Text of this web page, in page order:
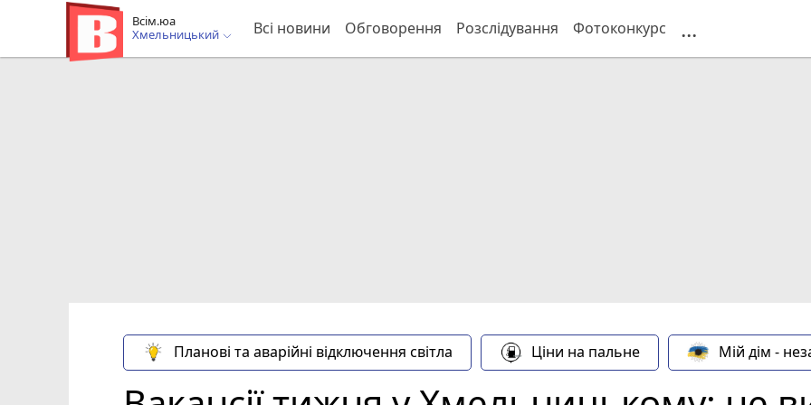
Всім.юа
Хмельницький
Всі новини Обговорення Розслідування Фотоконкурс ...
Планові та аварійні відключення світла Ціни на пальне Мій дім -